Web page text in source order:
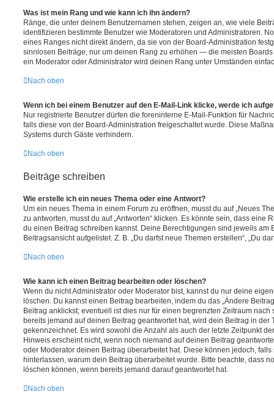
Was ist mein Rang und wie kann ich ihn ändern?
Ränge, die unter deinem Benutzernamen stehen, zeigen an, wie viele
identifizieren bestimmte Benutzer wie Moderatoren und Administratoren.
eines Ranges nicht direkt ändern, da sie von der Board-Administration
sinnlosen Beiträge, nur um deinen Rang zu erhöhen — die meisten
ein Moderator oder Administrator wird deinen Rang unter Umständen
Nach oben
Wenn ich bei einem Benutzer auf den E-Mail-Link klicke, werde ich
Nur registrierte Benutzer dürfen die foreninterne E-Mail-Funktion für
falls diese von der Board-Administration freigeschaltet wurde. Diese
Systems durch Gäste verhindern.
Nach oben
Beiträge schreiben
Wie erstelle ich ein neues Thema oder eine Antwort?
Um ein neues Thema in einem Forum zu eröffnen, musst du auf „Neues
zu antworten, musst du auf „Antworten“ klicken. Es könnte sein, dass eine
du einen Beitrag schreiben kannst. Deine Berechtigungen sind jeweils am
Beitragsansicht aufgelistet. Z. B. „Du darfst neue Themen erstellen“, „Du
Nach oben
Wie kann ich einen Beitrag bearbeiten oder löschen?
Wenn du nicht Administrator oder Moderator bist, kannst du nur deine
löschen. Du kannst einen Beitrag bearbeiten, indem du das „Ändere
Beitrag anklickst; eventuell ist dies nur für einen begrenzten Zeitraum
bereits jemand auf deinen Beitrag geantwortet hat, wird dein Beitrag in der
gekennzeichnet. Es wird sowohl die Anzahl als auch der letzte Zeitpunkt
Hinweis erscheint nicht, wenn noch niemand auf deinen Beitrag
oder Moderator deinen Beitrag überarbeitet hat. Diese können jedoch,
hinterlassen, warum dein Beitrag überarbeitet wurde. Bitte beachte, dass
löschen können, wenn bereits jemand darauf geantwortet hat.
Nach oben